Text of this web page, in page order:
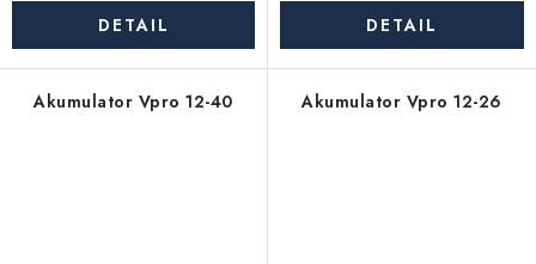
DETAIL DETAIL
Akumulator Vpro 12-40 Akumulator Vpro 12-26